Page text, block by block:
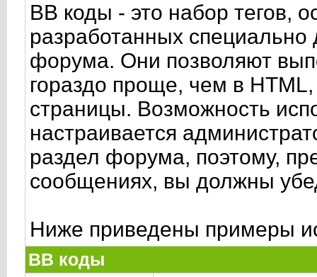
BB коды - это набор тегов,
разработанных
форума. Они позволяют
гораздо проще, чем в
страницы. Возможность
настраивается
раздел форума, поэтому,
сообщениях, вы должны
Ниже приведены примеры
BB коды